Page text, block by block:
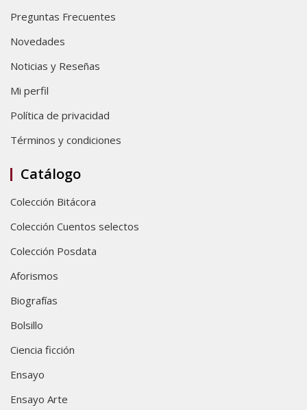
Preguntas Frecuentes
Novedades
Noticias y Reseñas
Mi perfil
Política de privacidad
Términos y condiciones
Catálogo
Colección Bitácora
Colección Cuentos selectos
Colección Posdata
Aforismos
Biografías
Bolsillo
Ciencia ficción
Ensayo
Ensayo Arte